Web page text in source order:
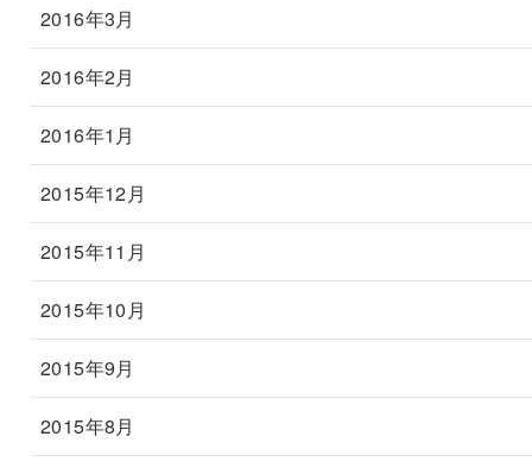
2016年3月
2016年2月
2016年1月
2015年12月
2015年11月
2015年10月
2015年9月
2015年8月